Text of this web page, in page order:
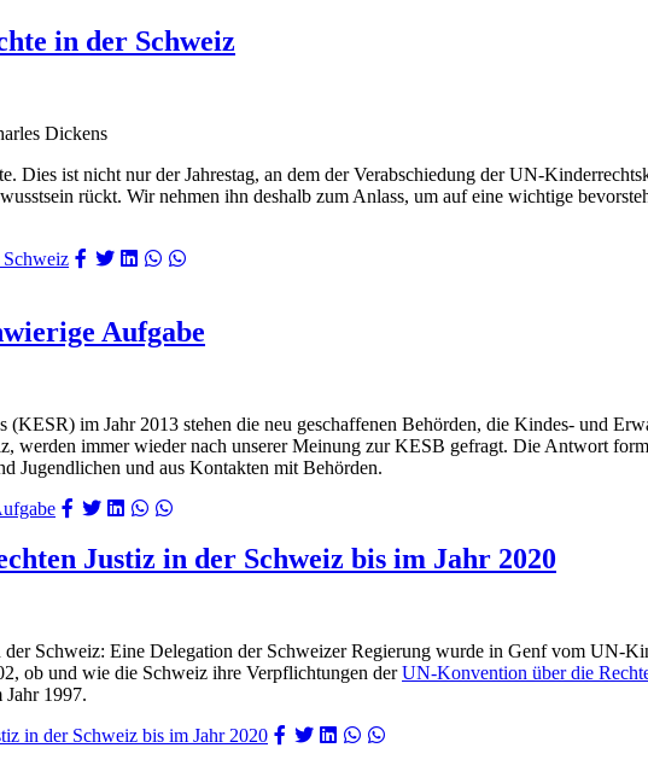
in der Schweiz
Dickens
Dies ist nicht nur der Jahrestag, an dem der Verabschiedung der UN-
rückt. Wir nehmen ihn deshalb zum Anlass, um auf eine wichtige
Aufgabe
im Jahr 2013 stehen die neu geschaffenen Behörden, die Kindes- und
werden immer wieder nach unserer Meinung zur KESB gefragt. Die Antwort
Jugendlichen und aus Kontakten mit Behörden.
Justiz in der Schweiz bis im Jahr 2020
Schweiz: Eine Delegation der Schweizer Regierung wurde in Genf vom UN-
ob und wie die Schweiz ihre Verpflichtungen derUN-Konvention über die
1997.
in der Schweiz bis im Jahr 2020